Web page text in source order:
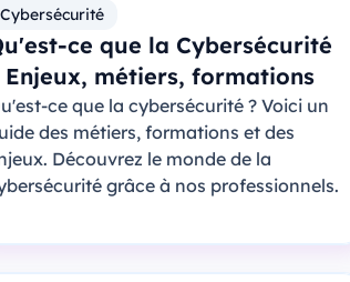
Cybersécurité
ce que la Cybersécurité
Enjeux, métiers, formations
ce que la cybersécurité ? Voici un
des métiers, formations et des
Découvrez le monde de la
grâce à nos professionnels.